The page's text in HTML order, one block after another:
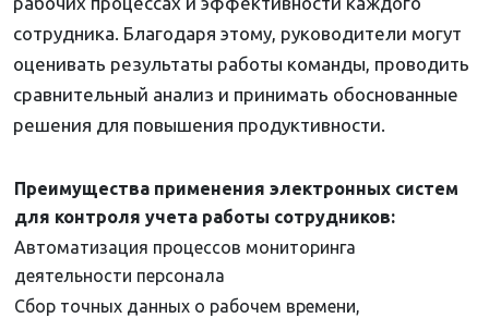
сотрудника. Благодаря этому, руководители могут
оценивать результаты работы команды, проводить
сравнительный анализ и принимать обоснованные
решения для повышения продуктивности.
Преимущества применения электронных систем
для контроля учета работы сотрудников:
Автоматизация процессов мониторинга
деятельности персонала
Сбор точных данных о рабочем времени,